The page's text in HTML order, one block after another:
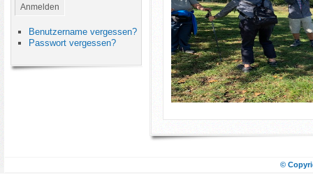
Anmelden
Benutzername vergessen?
Passwort vergessen?
©